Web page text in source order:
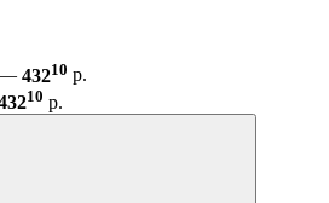
— 43210 р.
10 р.